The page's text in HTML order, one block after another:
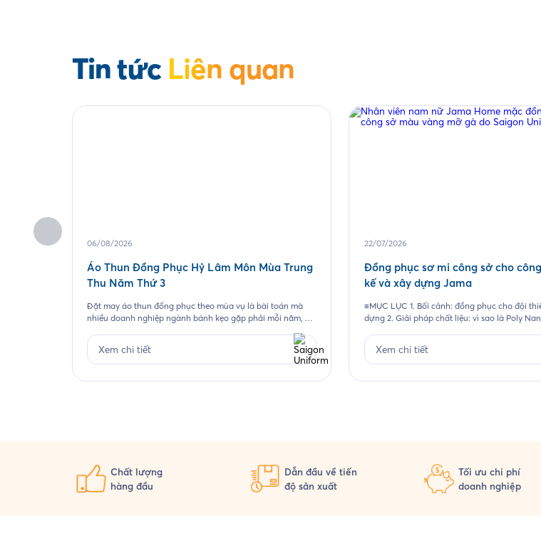
Tin tức Liên quan
06/08/2026
Áo Thun Đồng Phục Hỷ Lâm Môn Mùa Trung
Thu Năm Thứ 3
Đặt may áo thun đồng phục theo mùa vụ là bài toán mà
nhiều doanh nghiệp ngành bánh kẹo gặp phải mỗi năm, và
bánh Trung Thu về, Hỷ Lâm Môn lại cùng Saigon Uniform
chuẩn bị một bộ đồng phục […]
Xem chi tiết
22/07/2026
Đồng phục sơ mi công sở cho
kế và xây dựng Jama
≡MỤC LỤC 1. Bối cảnh: đồng phục cho đội
dựng 2. Giải pháp chất liệu: vì sao là Poly
trình Saigon Uniform đã thực hiện cho Jama
thường gặp 6.1. Vải […]
Xem chi tiết
Chất lượng
hàng đầu
Dẫn đầu về tiến
độ sản xuất
Tối ưu chi phí
doanh nghiệp